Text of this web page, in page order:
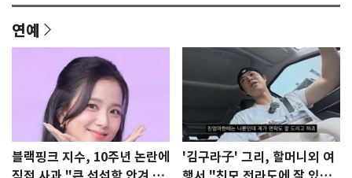
연예
블랙핑크 지수, 10주년 논란에
'김구라子' 그리, 할머니외 여